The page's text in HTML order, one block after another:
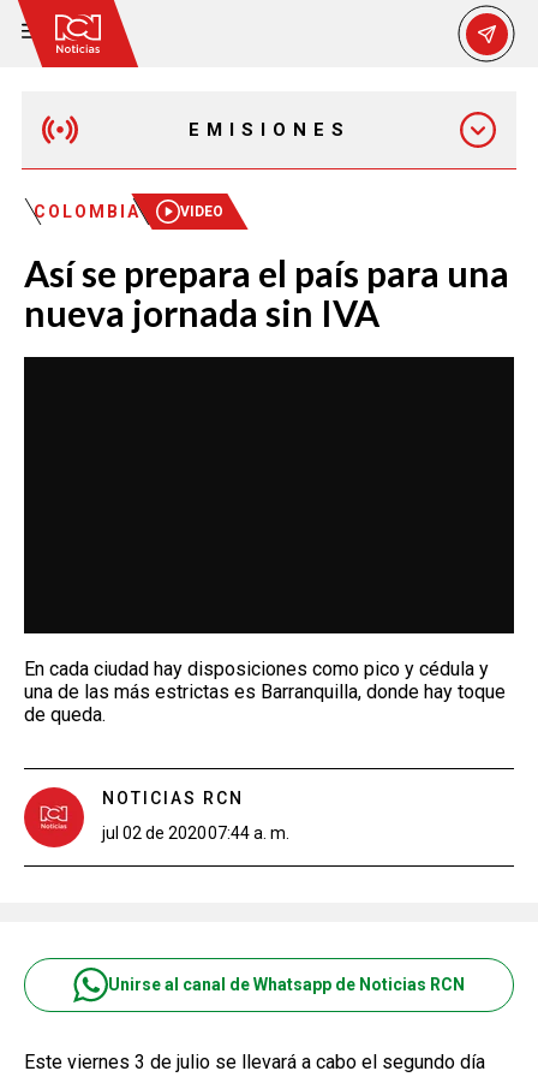
EMISIONES
EMISIÓN 12:30 PM
EMISIÓN 7:00 PM
COLOMBIA VIDEO
Así se prepara el país para una
nueva jornada sin IVA
En cada ciudad hay disposiciones como pico y cédula y
una de las más estrictas es Barranquilla, donde hay toque
de queda.
NOTICIAS RCN
jul 02 de 202007:44 a. m.
Unirse al canal de Whatsapp de Noticias RCN
Este viernes 3 de julio se llevará a cabo el segundo día